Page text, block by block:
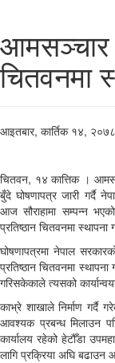
आमसञ्चार
चितवनमा
आइतबार, कार्तिक १४, २०७८
चितवन, १४ कात्तिक ।
बुँदे घोषणापत्र जारी गर्दै
आज सौराहामा सम्पन्न
प्रतिष्ठान चितवनमा स्थापना
घोषणापत्रमा नेपाल
प्रतिष्ठान चितवनमा
गरिसकेकाले त्यसको
काभ्रे शाखाले निर्माण गर्दै
आवश्यक प्रबन्ध मिलाउन
कार्यालय रहेको हेटौँडा
लागि प्रक्रिया अघि